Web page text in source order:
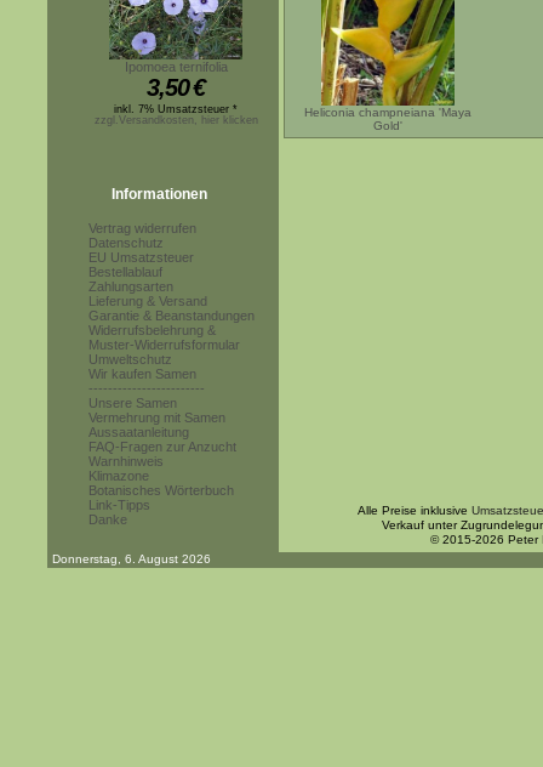
Ipomoea ternifolia
3,50€
inkl. 7% Umsatzsteuer *
zzgl.Versandkosten, hier klicken
Informationen
Vertrag widerrufen
Datenschutz
EU Umsatzsteuer
Bestellablauf
Zahlungsarten
Lieferung & Versand
Garantie & Beanstandungen
Widerrufsbelehrung &
Muster-Widerrufsformular
Umweltschutz
Wir kaufen Samen
------------------------
Unsere Samen
Vermehrung mit Samen
Aussaatanleitung
FAQ-Fragen zur Anzucht
Warnhinweis
Klimazone
Botanisches Wörterbuch
Link-Tipps
Danke
Heliconia champneiana 'Maya
Gold'
Alle Preise inklusive
Verkauf unter
© 2015-2026 Peter
Donnerstag, 6. August 2026